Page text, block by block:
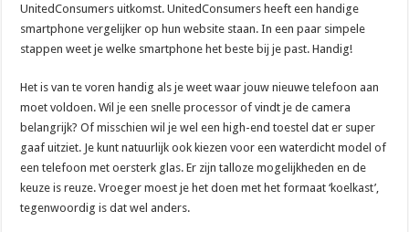
UnitedConsumers uitkomst. UnitedConsumers heeft een handige
smartphone vergelijker op hun website staan. In een paar simpele
stappen weet je welke smartphone het beste bij je past. Handig!
Het is van te voren handig als je weet waar jouw nieuwe telefoon aan
moet voldoen. Wil je een snelle processor of vindt je de camera
belangrijk? Of misschien wil je wel een high-end toestel dat er super
gaaf uitziet. Je kunt natuurlijk ook kiezen voor een waterdicht model of
een telefoon met oersterk glas. Er zijn talloze mogelijkheden en de
keuze is reuze. Vroeger moest je het doen met het formaat ‘koelkast’,
tegenwoordig is dat wel anders.